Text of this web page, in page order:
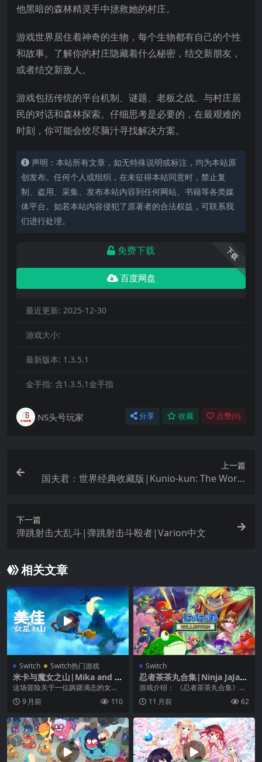
他黑暗的森林精灵手中拯救她的村庄。
游戏世界居住着神奇的生物，每个生物都有自己的个性
和故事。了解你的村庄隐藏着什么秘密，结交新朋友，
或者结交新敌人。
游戏包括传统的平台机制、谜题、老板之战、与村庄居
民的对话和森林探索。仔细思考是必要的，在最艰难的
时刻，你可能会绞尽脑汁寻找解决方案。
声明：本站所有文章，如无特殊说明或标注，均为本站原
创发布。任何个人或组织，在未征得本站同意时，禁止复
制、盗用、采集、发布本站内容到任何网站、书籍等各类媒
体平台。如若本站内容侵犯了原著者的合法权益，可联系我
们进行处理。
下载
免费下载
百度网盘
最近更新: 2025-12-30
游戏大小:
最新版本: 1.3.5.1
金手指: 含1.3.5.1金手指
NS头号玩家 分享 收藏 点赞(0)
上一篇
国夫君：世界经典收藏版|Kunio-kun: The World
下一篇
弹跳射击大乱斗|弹跳射击斗殴者|Varion中文
相关文章
Switch Switch热门游戏
米卡与魔女之山|Mika and t
he Witch’s Mountain中文
这场冒险关于一位踌躇满志的女巫
成长史，在这场冒险中，你可以在
扫帚上乘风飞翔，给你...
9 月前 110
Switch
忍者茶茶丸合集|Ninja JaJaM
aru Collection中文
游戏介绍： 《忍者茶茶丸合集》是
一款2019年发布的动作冒险游戏，
最大支持2人同...
11 月前 62